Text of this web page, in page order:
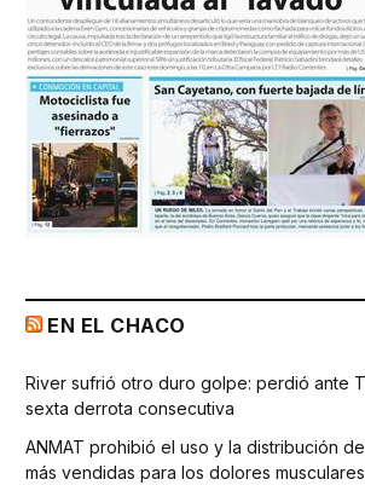
EN EL CHACO
River sufrió otro duro golpe: perdió ante
sexta derrota consecutiva
ANMAT prohibió el uso y la distribución
más vendidas para los dolores musculares